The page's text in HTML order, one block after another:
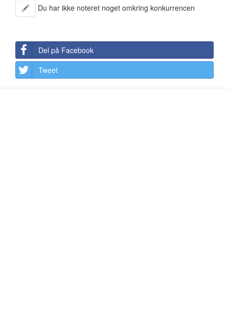
Du har ikke noteret noget omkring konkurrencen
Del på Facebook
Tweet